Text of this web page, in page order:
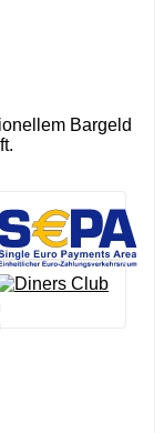
Bargeld